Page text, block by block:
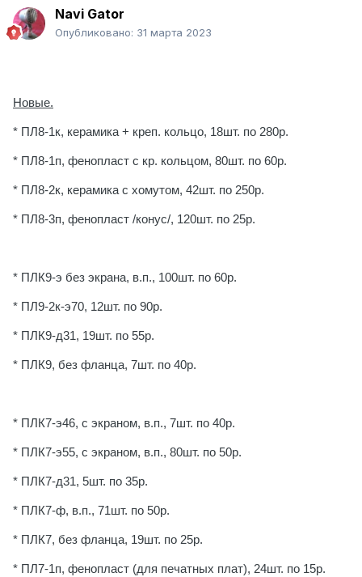
Navi Gator
Опубликовано: 31 марта 2023
Новые.
* ПЛ8-1к, керамика + креп. кольцо, 18шт. по 280р.
* ПЛ8-1п, фенопласт с кр. кольцом, 80шт. по 60р.
* ПЛ8-2к, керамика с хомутом, 42шт. по 250р.
* ПЛ8-3п, фенопласт /конус/, 120шт. по 25р.
* ПЛК9-э без экрана, в.п., 100шт. по 60р.
* ПЛ9-2к-э70, 12шт. по 90р.
* ПЛК9-д31, 19шт. по 55р.
* ПЛК9, без фланца, 7шт. по 40р.
* ПЛК7-э46, с экраном, в.п., 7шт. по 40р.
* ПЛК7-э55, с экраном, в.п., 80шт. по 50р.
* ПЛК7-д31, 5шт. по 35р.
* ПЛК7-ф, в.п., 71шт. по 50р.
* ПЛК7, без фланца, 19шт. по 25р.
* ПЛ7-1п, фенопласт (для печатных плат), 24шт. по 15р.